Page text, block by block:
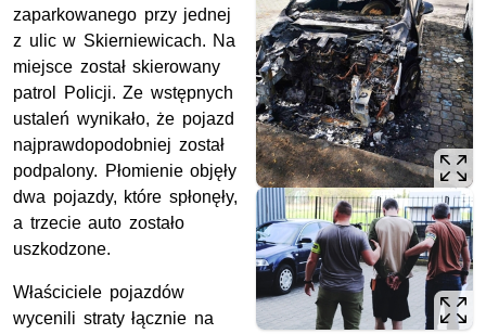
zaparkowanego przy jednej
z ulic w Skierniewicach. Na
miejsce został skierowany
patrol Policji. Ze wstępnych
ustaleń wynikało, że pojazd
najprawdopodobniej został
podpalony. Płomienie objęły
dwa pojazdy, które spłonęły,
a trzecie auto zostało
uszkodzone.
Właściciele pojazdów
wycenili straty łącznie na